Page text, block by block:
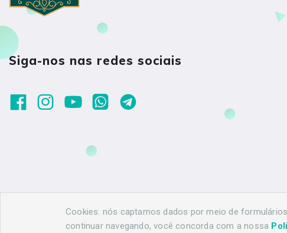
Siga-nos nas redes sociais
Cookies: nós captamos dados por meio de
continuar navegando, você concorda com a nossa